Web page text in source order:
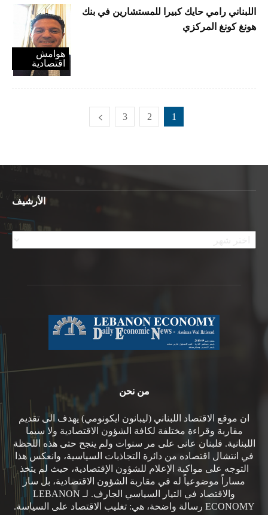
هوامش
اقتصادية
اللبناني رامي حايك كبيرا للمستشارين في بنك
هونغ كونغ المركزي
1
2
3
الأرشيف
الأرشيف
من نحن
ان موقع الاقتصاد اللبناني (ليبانون ايكونومي) يهدف الى تقديم
مقاربة وقراءة مختلفة لكافة الشؤون الاقتصادية ولا سيما
اللبنانية. فلبنان عانى على مر سنوات ولم ينجح حتى هذه اللحظة
في انتشال اقتصاده من دائرة التجاذبات السياسية، وانعكس هذا
التوجه على مواكبة الإعلام للشؤون الإقتصادية، حيث لم يتخذ
مساراً موضوعياً له في مقاربة الشؤون الاقتصادية، بل سار
والاقتصاد في التيار السياسي الجارف. لـ LEBANON
ECONOMY رسالة واضحة، هي: تغليب الاقتصاد على السياسة.